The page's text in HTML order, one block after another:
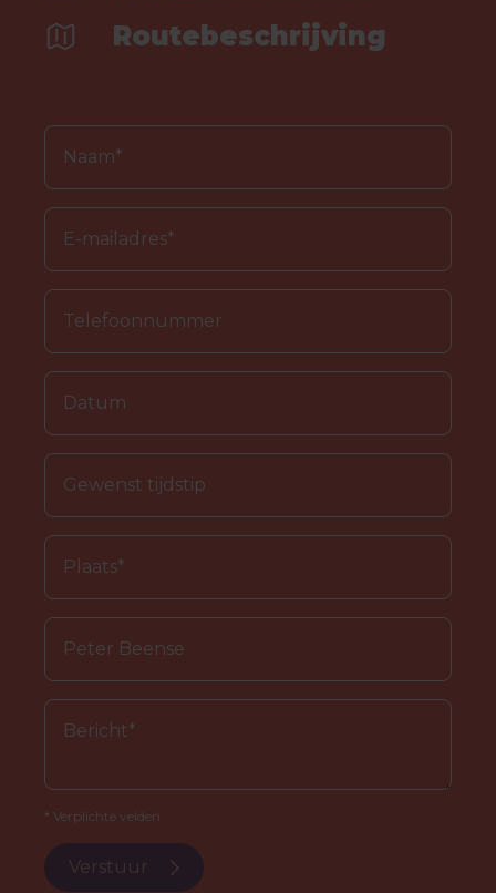
Routebeschrijving
* Verplichte velden.
Verstuur